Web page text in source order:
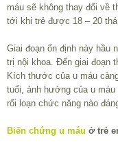
máu sẽ không thay đổi về
tới khi trẻ được 18 – 20
Giai đoạn ổn định này hầu
trị nội khoa. Đến giai đoạn
Kích thước của u máu
tuổi, ảnh hưởng của u
rối loạn chức năng nào
Biến chứng u máu ở trẻ